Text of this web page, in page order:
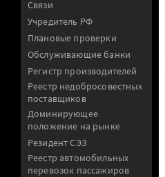
Связи
Учредитель РФ
Плановые проверки
Обслуживающие банки
Регистр производителей
Реестр недобросовестных
поставщиков
Доминирующее
положение на рынке
Резидент СЭЗ
Реестр автомобильных
перевозок пассажиров